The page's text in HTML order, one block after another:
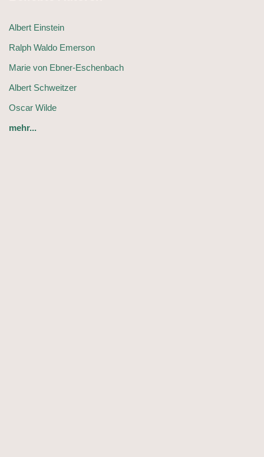
Albert Einstein
Ralph Waldo Emerson
Marie von Ebner-Eschenbach
Albert Schweitzer
Oscar Wilde
mehr...